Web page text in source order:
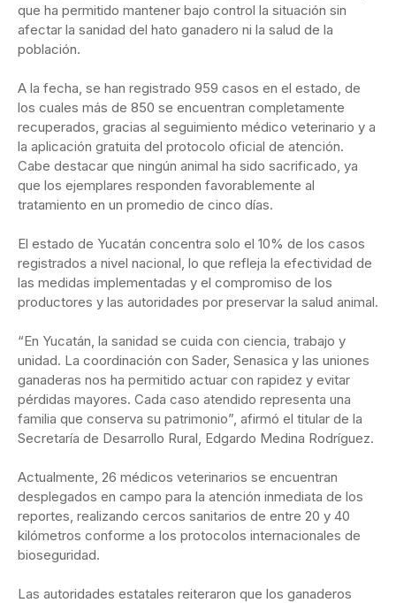
que ha permitido mantener bajo control la situación sin
afectar la sanidad del hato ganadero ni la salud de la
población.
A la fecha, se han registrado 959 casos en el estado, de
los cuales más de 850 se encuentran completamente
recuperados, gracias al seguimiento médico veterinario y a
la aplicación gratuita del protocolo oficial de atención.
Cabe destacar que ningún animal ha sido sacrificado, ya
que los ejemplares responden favorablemente al
tratamiento en un promedio de cinco días.
El estado de Yucatán concentra solo el 10% de los casos
registrados a nivel nacional, lo que refleja la efectividad de
las medidas implementadas y el compromiso de los
productores y las autoridades por preservar la salud animal.
“En Yucatán, la sanidad se cuida con ciencia, trabajo y
unidad. La coordinación con Sader, Senasica y las uniones
ganaderas nos ha permitido actuar con rapidez y evitar
pérdidas mayores. Cada caso atendido representa una
familia que conserva su patrimonio”, afirmó el titular de la
Secretaría de Desarrollo Rural, Edgardo Medina Rodríguez.
Actualmente, 26 médicos veterinarios se encuentran
desplegados en campo para la atención inmediata de los
reportes, realizando cercos sanitarios de entre 20 y 40
kilómetros conforme a los protocolos internacionales de
bioseguridad.
Las autoridades estatales reiteraron que los ganaderos